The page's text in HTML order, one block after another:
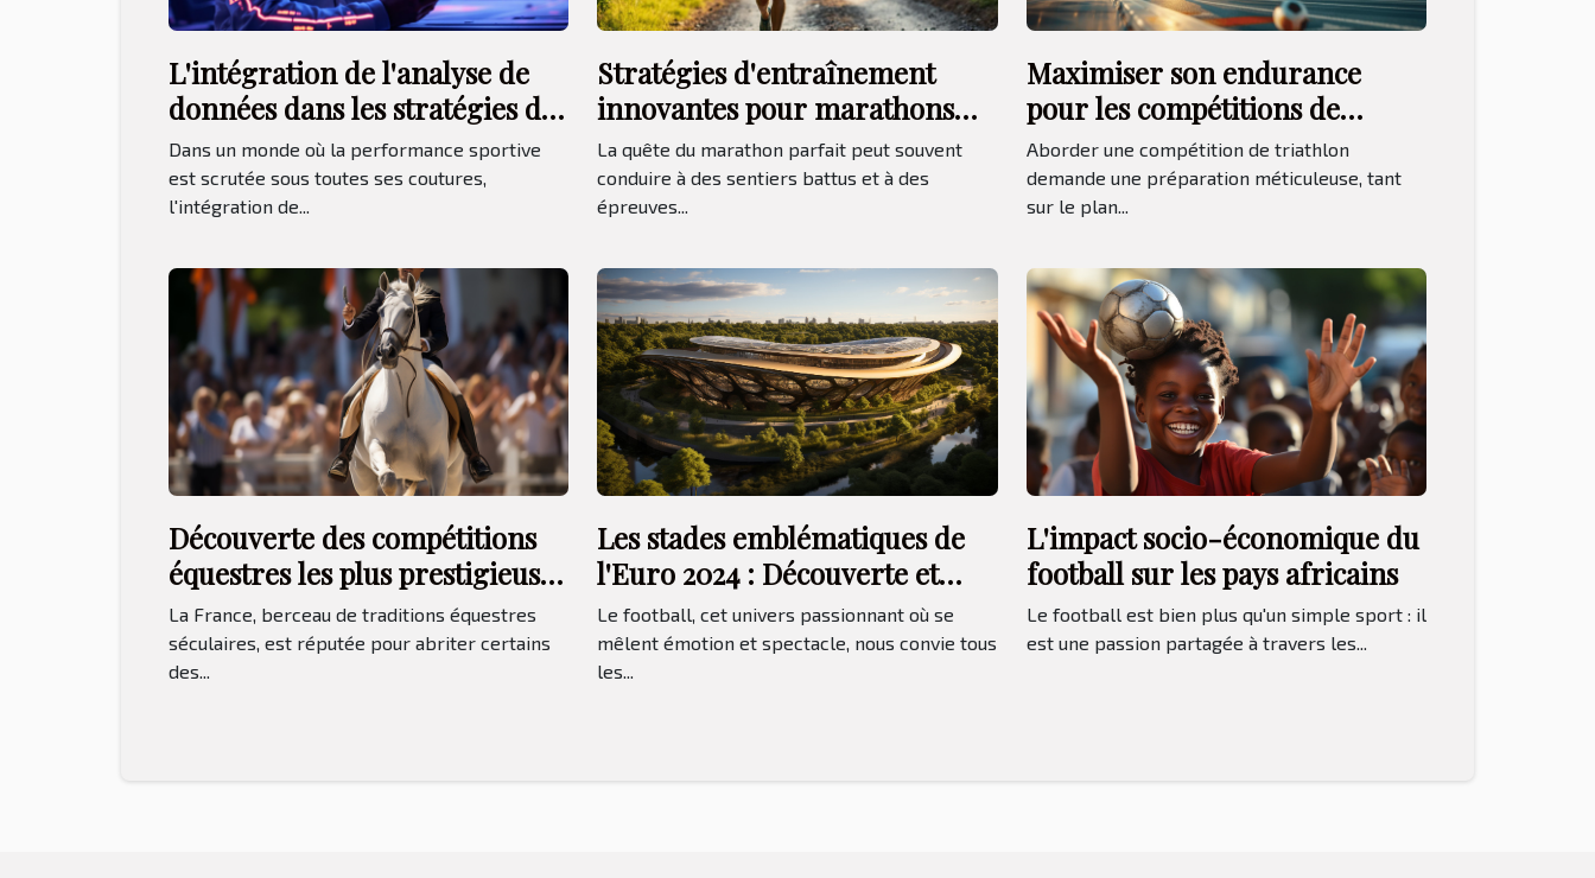
L'intégration de l'analyse de
données dans les stratégies de
compétition sportive
Dans un monde où la performance sportive
est scrutée sous toutes ses coutures,
l'intégration de...
Stratégies d'entraînement
innovantes pour marathons
moins connus à fort potentiel
de qualification
La quête du marathon parfait peut souvent
conduire à des sentiers battus et à des
épreuves...
Maximiser son endurance
pour les compétitions de
triathlon conseils et techniques
d'entraînement
Aborder une compétition de triathlon
demande une préparation méticuleuse, tant
sur le plan...
Découverte des compétitions
équestres les plus prestigieuses
en France
La France, berceau de traditions équestres
séculaires, est réputée pour abriter certains
des...
Les stades emblématiques de
l'Euro 2024 : Découverte et
histoire des arènes qui
accueilleront les matchs
Le football, cet univers passionnant où se
mêlent émotion et spectacle, nous convie tous
les...
L'impact socio-économique du
football sur les pays africains
Le football est bien plus qu'un simple sport : il
est une passion partagée à travers les...